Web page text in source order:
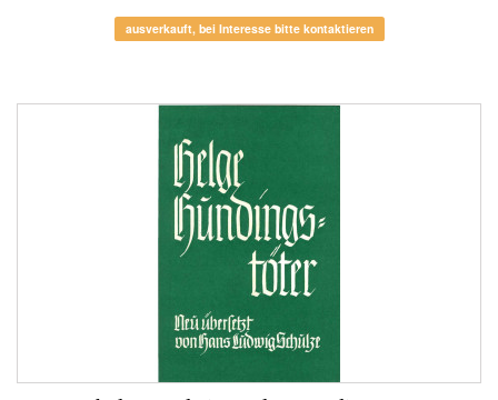
ausverkauft, bei Interesse bitte kontaktieren